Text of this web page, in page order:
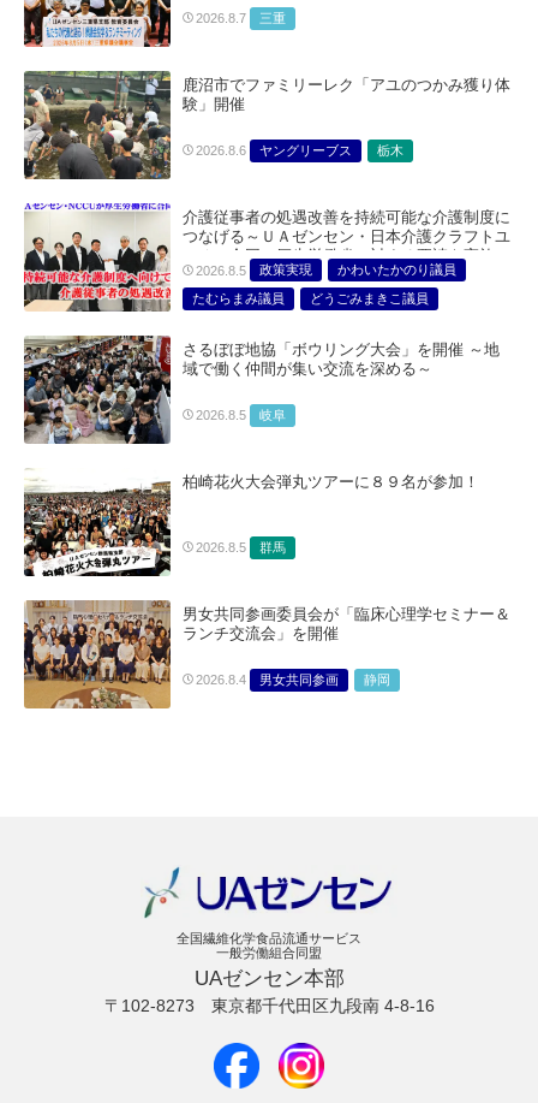
2026.8.7 三重
鹿沼市でファミリーレク「アユのつかみ獲り体
験」開催
2026.8.6 ヤングリーブス 栃木
介護従事者の処遇改善を持続可能な介護制度に
つなげる～ＵＡゼンセン・日本介護クラフトユ
ニオン合同で厚生労働省に対する要請を実施～
2026.8.5 政策実現
かわいたかのり議員
たむらまみ議員
どうごみまきこ議員
さるぼぼ地協「ボウリング大会」を開催 ～地
域で働く仲間が集い交流を深める～
2026.8.5 岐阜
柏崎花火大会弾丸ツアーに８９名が参加！
2026.8.5 群馬
男女共同参画委員会が「臨床心理学セミナー＆
ランチ交流会」を開催
2026.8.4 男女共同参画 静岡
全国繊維化学食品流通サービス
一般労働組合同盟
UAゼンセン本部
〒102-8273 東京都千代田区九段南 4-8-16